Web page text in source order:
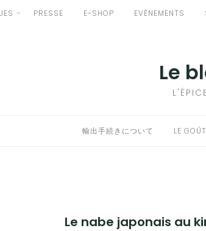
PRESSE E-SHOP EVÈNEMENTS
Le
輸出手続きについて LE
Le nabe japonais au